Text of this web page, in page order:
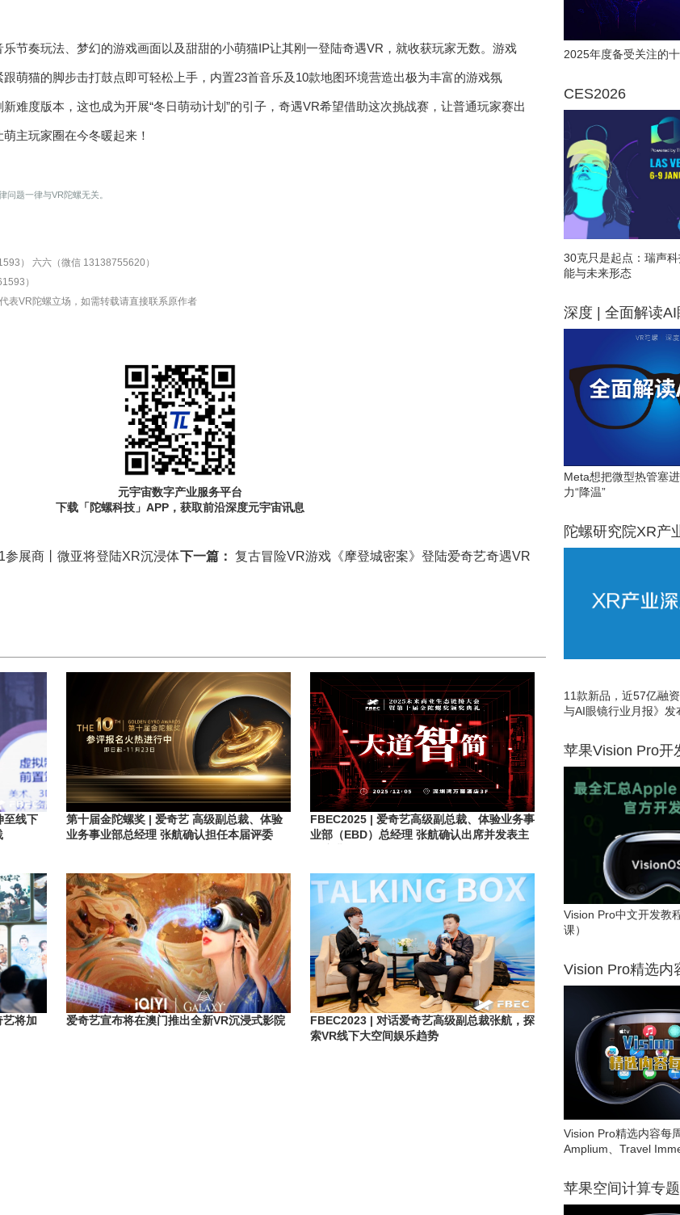
乐节奏玩法、梦幻的游戏画面以及甜甜的小萌猫IP让其刚一登陆奇遇VR，就收获玩家无数。游戏
萌猫的脚步击打鼓点即可轻松上手，内置23首音乐及10款地图环境营造出极为丰富的游戏氛
难度版本，这也成为开展“冬日萌动计划”的引子，奇遇VR希望借助这次挑战赛，让普通玩家赛出
主玩家圈在今冬暖起来！
问题一律与VR陀螺无关。
）
六六（微信 13138755620）
）
表VR陀螺立场，如需转载请直接联系原作者
元宇宙数字产业服务平台
下载「陀螺科技」APP，获取前沿深度元宇宙讯息
展商丨微亚将登陆XR沉浸体下一篇： 复古冒险VR游戏《摩登城密案》登陆爱奇艺奇遇VR
至线下
第十届金陀螺奖 | 爱奇艺 高级副总裁、体验
业务事业部总经理 张航确认担任本届评委
FBEC2025 | 爱奇艺高级副总裁、体验业务事
业部（EBD）总经理 张航确认出席并发表主
艺将加
爱奇艺宣布将在澳门推出全新VR沉浸式影院
FBEC2023 | 对话爱奇艺高级副总裁张航，探
索VR线下大空间娱乐趋势
2025年度备受关注的
CES2026
30克只是起点：瑞声
能与未来形态
深度 | 全面解读AI
Meta想把微型热管塞
力“降温”
陀螺研究院XR产
11款新品，近57亿融
与AI眼镜行业月报》发
苹果Vision Pro开
Vision Pro中文开发教
课）
Vision Pro精选内
Vision Pro精选内容每
Amplium、Travel
苹果空间计算专题